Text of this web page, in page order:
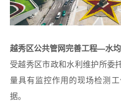
越秀区公共管网完善工程—水
受越秀区市政和水利维护所委
量具有监控作用的现场检测
据。